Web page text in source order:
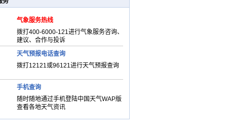
气象服务热线
拨打400-6000-121进行气象服务咨询、
建议、合作与投诉
天气预报电话查询
拨打12121或96121进行天气预报查询
手机查询
随时随地通过手机登陆中国天气WAP版
查看各地天气资讯